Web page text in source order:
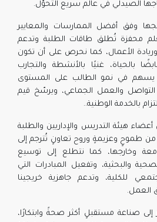
الصيدلي في عالم سريع التحوّل.
وفق أفضل الممارسات والمعايير
تعلم محفزة تُطلق طاقات الطلبة وتدعم
الأعمال، كما نحرص على أن تكون
بالحياة، غنيًا بالأنشطة والتجارب
يسهم في نمو الطالب على المستوى
والعمل الجماعي، ويرسّخ قيم
بالخدمة الوطنية..
هيئة التدريس والإداريين والطلبة
طموحٍ وعزيمةٍ وروح تعاونٍ تُترجم إلى
وخارجها، كما نتطلع إلى توسيع
والبحثية، وتفعيل المبادرات التي
للكلية، وتدعم جاهزية خريجينا
العمل.
صناعة مستقبلٍ أكثر صحةً وابتكارًا،